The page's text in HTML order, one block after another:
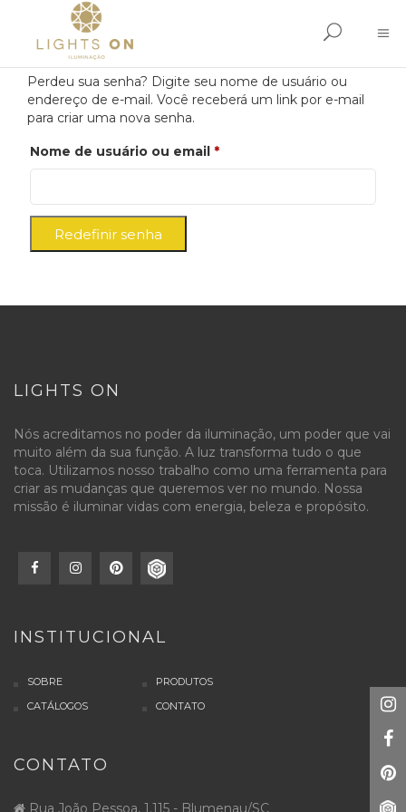
Perdeu sua senha? Digite seu nome de usuário ou
endereço de e-mail. Você receberá um link por e-mail
para criar uma nova senha.
Nome de usuário ou email *Obrigatório
Redefinir senha
LIGHTS ON
Nós acreditamos no poder da iluminação, um poder que vai
muito além da sua função. A luz transforma tudo o que
toca. Utilizamos nosso trabalho como uma ferramenta para
criar as mudanças que queremos ver no mundo. Nossa
missão é iluminar vidas com energia, beleza e propósito.
INSTITUCIONAL
SOBRE
PRODUTOS
CATÁLOGOS
CONTATO
CONTATO
Rua João Pessoa, 1.115 - Blumenau/SC